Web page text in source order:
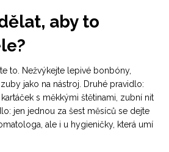
aby to
to. Nežvýkejte lepivé bonbóny,
jako na nástroj. Druhé pravidlo:
s měkkými štětinami, zubní nit
jen jednou za šest měsíců se dejte
ale i u hygieničky, která umí